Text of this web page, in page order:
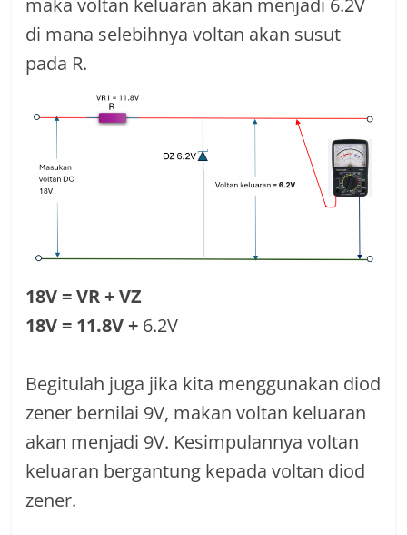
di mana selebihnya voltan akan susut
pada R.
18V = VR + VZ
18V = 11.8V + 6.2V
Begitulah juga jika kita menggunakan diod
zener bernilai 9V, makan voltan keluaran
akan menjadi 9V. Kesimpulannya voltan
keluaran bergantung kepada voltan diod
zener.